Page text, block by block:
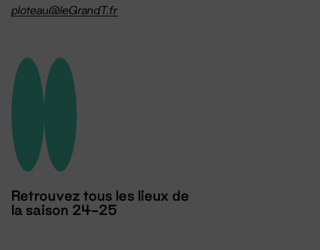
ploteau@leGrandT.fr
Retrouvez tous les lieux de
la saison 24-25